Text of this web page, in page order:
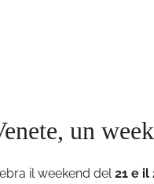
un
il weekend del21 e il